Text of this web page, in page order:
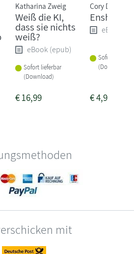
Katharina Zweig
Weiß die KI,
dass sie nichts
weiß?
eBook (epub)
Sofort lieferbar
(Download)
€16,99
Cory
eBook
Sofort
(Download)
€4,99
mit